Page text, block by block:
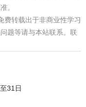
。
费转载出于非商业性学习
题等请与本站联系。联
31日